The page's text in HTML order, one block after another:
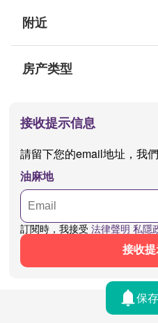
附近
房产类型
接收提示信息
請留下您的email地址，我
油麻地
訂閱時，我接受 法律聲明 私隱
接收
保